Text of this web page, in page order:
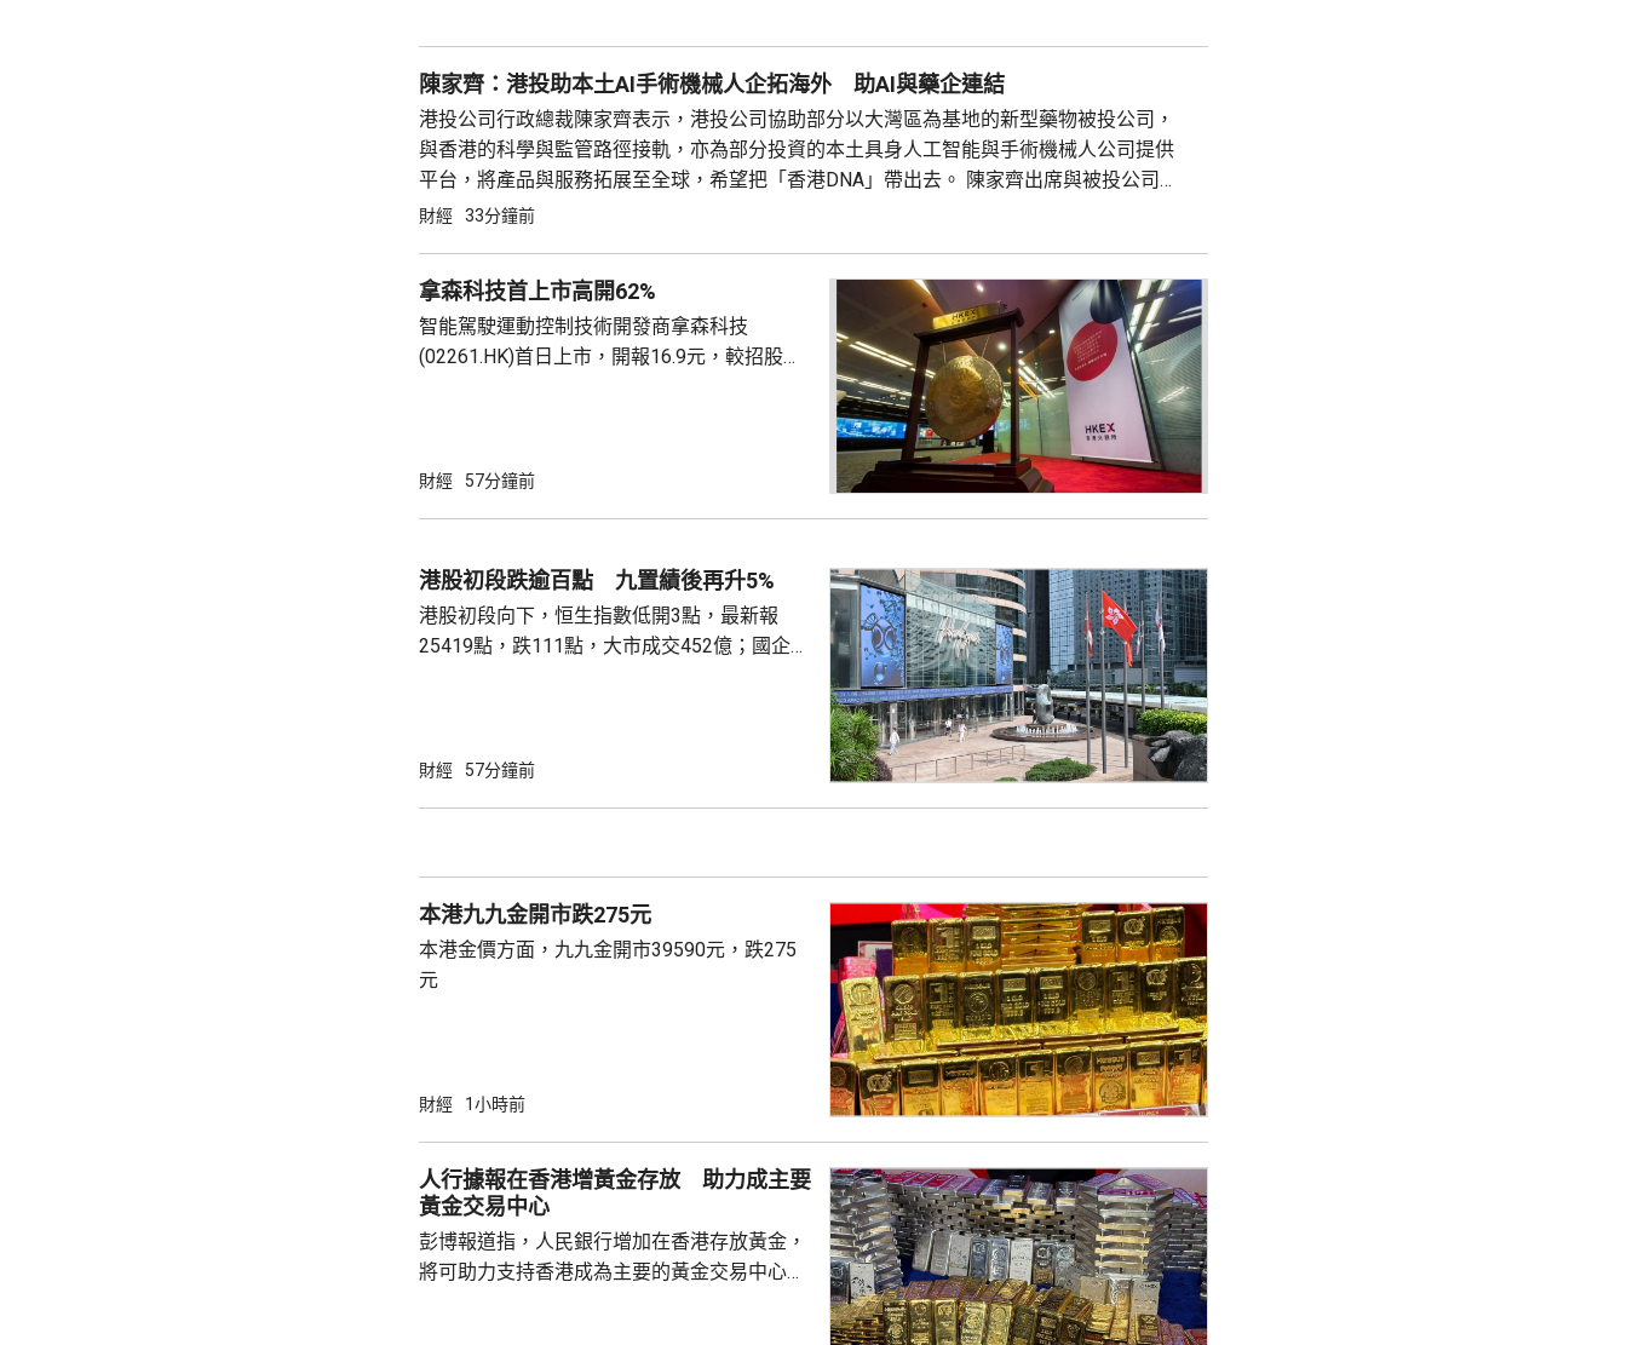
一部分。滙豐日本行政總裁兼子健雄本周在
LinkedIn上發文指，...
陳家齊：港投助本土AI手術機械人企拓海外 助AI與藥企連結
港投公司行政總裁陳家齊表示，港投公司協助部分以大灣區為基地的新型藥物被投公司，
與香港的科學與監管路徑接軌，亦為部分投資的本土具身人工智能與手術機械人公司提供
平台，將產品與服務拓展至全球，希望把「香港DNA」帶出去。 陳家齊出席與被投公司新
風天域合辦的第二屆全球醫療峰會時表示，港投投資了不少人工智能公司，其中包括大模
財經 33分鐘前
拿森科技首上市高開62%
智能駕駛運動控制技術開發商拿森科技
(02261.HK)首日上市，開報16.9元，較招股價
下限定價。集資所得淨款項約5.33億元，將用
的國際品牌知名度等。
財經 57分鐘前
港股初段跌逾百點 九置績後再升5%
港股初段向下，恒生指數低開3點，最新報
25419點，跌111點，大市成交452億；國企指
元，報159.8元；渣打(02888.HK)跌逾1%，報
財經 57分鐘前
本港九九金開市跌275元
本港金價方面，九九金開市39590元，跌275
元
財經 1小時前
人行據報在香港增黃金存放 助力成主要
黃金交易中心
彭博報道指，人民銀行增加在香港存放黃金，
將可助力支持香港成為主要的黃金交易中心。